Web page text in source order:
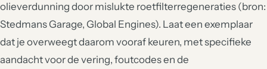
olieverdunning door mislukte roetfilterregeneraties (bron:
Stedmans Garage, Global Engines). Laat een exemplaar
dat je overweegt daarom vooraf keuren, met specifieke
aandacht voor de vering, foutcodes en de